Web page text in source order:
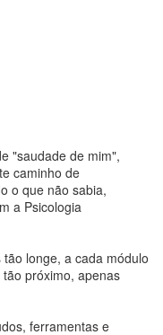
"saudade de mim",
caminho de
o que não sabia,
a Psicologia
longe, a cada módulo
próximo, apenas
ferramentas e